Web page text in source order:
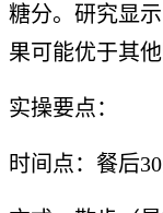
糖分。研究显
果可能优于其
实操要点：
时间点：餐后